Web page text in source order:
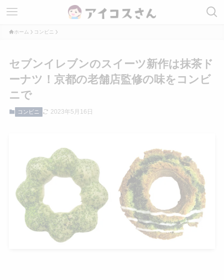
ホーム コンビニ
セブンイレブンのスイーツ新作は抹茶ド
ーナツ！京都の老舗店監修の味をコンビ
ニで
コンビニ 2023年5月16日